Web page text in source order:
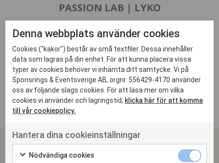
PASSION LAB | LYKO
Med konceptet ”Lyko ser skönheten i sporten” placerade vi Lykos
varumärke och produkter i ett sammanhang där ingen trodde att de
hade relevans – för att bevisa motsatsen och addera ett nytt värde till
det egna varumärket och SkiTeams följare. Vi tog vara på kontrasten i
de olika världarna: SkiTeams följare fick se en helt ny sida av sina idoler
och åkarna fick värdefulla tips och råd om hur de på bästa sätt tar hand
om hud och hår kopplad till deras träningsrutiner och vinterns
påfrestningar.
Denna webbplats använder cookies
Cookies ("kakor") består av små textfiler. Dessa innehåller
data som lagras på din enhet. För att kunna placera vissa
typer av cookies behöver vi inhämta ditt samtycke. Vi på
Sponsrings & Eventsverige AB, orgnr. 556429-4170 använder
oss av följande slags cookies. För att läsa mer om vilka
cookies vi använder och lagringstid, klicka här för att komma
till vår cookiepolicy.
Hantera dina cookieinställningar
Nödvändiga cookies